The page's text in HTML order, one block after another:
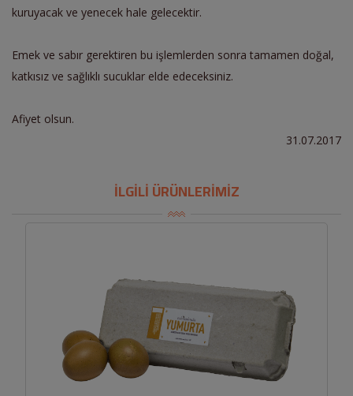
kuruyacak ve yenecek hale gelecektir.
Emek ve sabır gerektiren bu işlemlerden sonra tamamen doğal,
katkısız ve sağlıklı sucuklar elde edeceksiniz.
Afiyet olsun.
31.07.2017
İLGİLİ ÜRÜNLERİMİZ